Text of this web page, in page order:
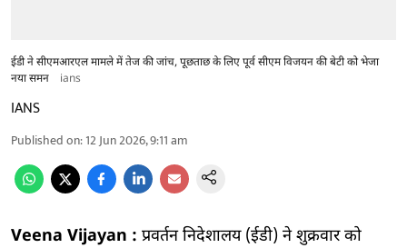
ईडी ने सीएमआरएल मामले में तेज की जांच, पूछताछ के लिए पूर्व सीएम विजयन की बेटी को भेजा
नया समन
ians
IANS
Published on:12 Jun 2026, 9:11 am
Veena Vijayan : प्रवर्तन निदेशालय (ईडी) ने शुक्रवार को